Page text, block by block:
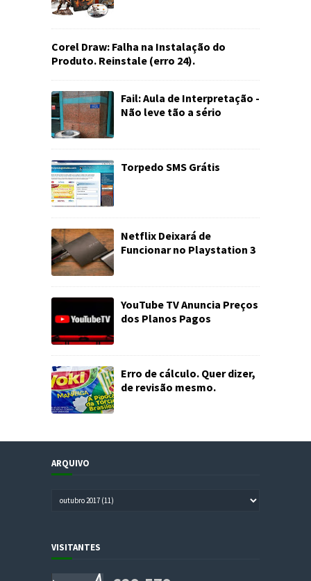
Corel Draw: Falha na Instalação do
Produto. Reinstale (erro 24).
Fail: Aula de Interpretação -
Não leve tão a sério
Torpedo SMS Grátis
Netflix Deixará de
Funcionar no Playstation 3
YouTube TV Anuncia Preços
dos Planos Pagos
Erro de cálculo. Quer dizer,
de revisão mesmo.
ARQUIVO
VISITANTES